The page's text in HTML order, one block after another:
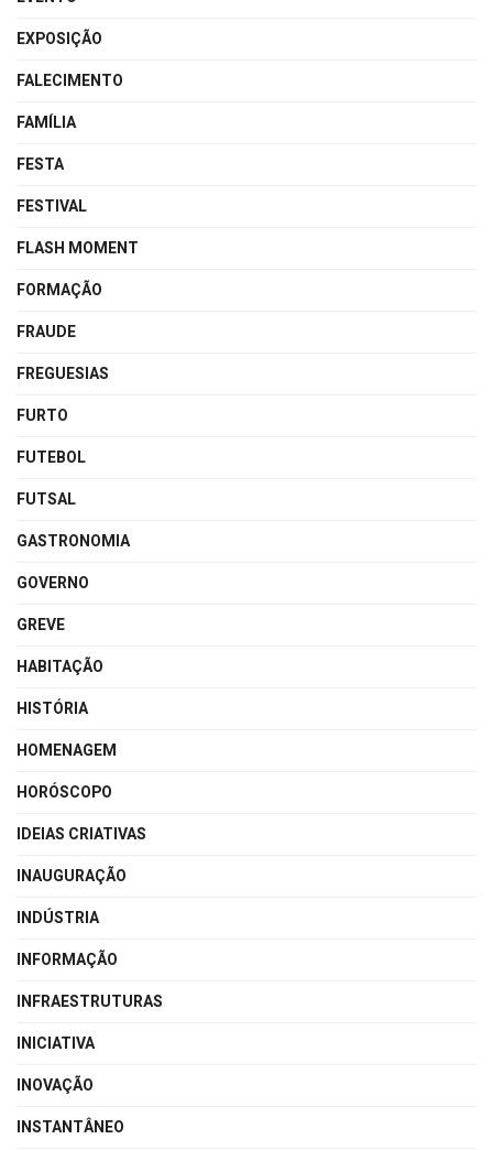
EXPOSIÇÃO
FALECIMENTO
FAMÍLIA
FESTA
FESTIVAL
FLASH MOMENT
FORMAÇÃO
FRAUDE
FREGUESIAS
FURTO
FUTEBOL
FUTSAL
GASTRONOMIA
GOVERNO
GREVE
HABITAÇÃO
HISTÓRIA
HOMENAGEM
HORÓSCOPO
IDEIAS CRIATIVAS
INAUGURAÇÃO
INDÚSTRIA
INFORMAÇÃO
INFRAESTRUTURAS
INICIATIVA
INOVAÇÃO
INSTANTÂNEO